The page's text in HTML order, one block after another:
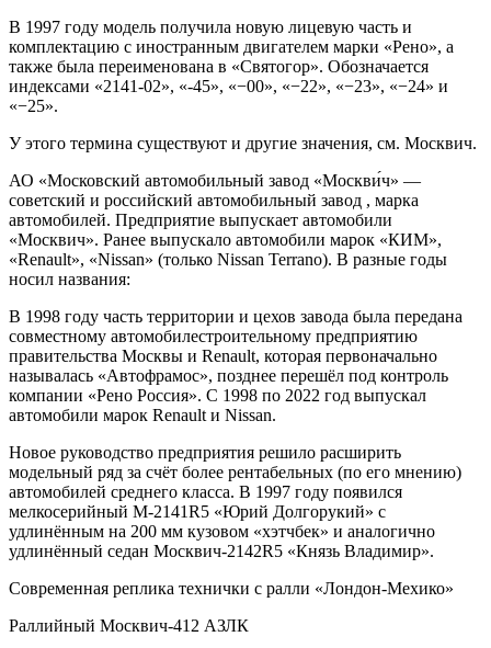
В 1997 году модель получила новую лицевую часть и
комплектацию с иностранным двигателем марки «Рено», а
также была переименована в «Святогор». Обозначается
индексами «2141-02», «-45», «−00», «−22», «−23», «−24» и
«−25».
У этого термина существуют и другие значения, см. Москвич.
АО «Московский автомобильный завод «Москви́ч» —
советский и российский автомобильный завод , марка
автомобилей. Предприятие выпускает автомобили
«Москвич». Ранее выпускало автомобили марок «КИМ»,
«Renault», «Nissan» (только Nissan Terrano). В разные годы
носил названия:
В 1998 году часть территории и цехов завода была передана
совместному автомобилестроительному предприятию
правительства Москвы и Renault, которая первоначально
называлась «Автофрамос», позднее перешёл под контроль
компании «Рено Россия». С 1998 по 2022 год выпускал
автомобили марок Renault и Nissan.
Новое руководство предприятия решило расширить
модельный ряд за счёт более рентабельных (по его мнению)
автомобилей среднего класса. В 1997 году появился
мелкосерийный М-2141R5 «Юрий Долгорукий» с
удлинённым на 200 мм кузовом «хэтчбек» и аналогично
удлинённый седан Москвич-2142R5 «Князь Владимир».
Современная реплика технички с ралли «Лондон-Мехико»
Раллийный Москвич-412 АЗЛК